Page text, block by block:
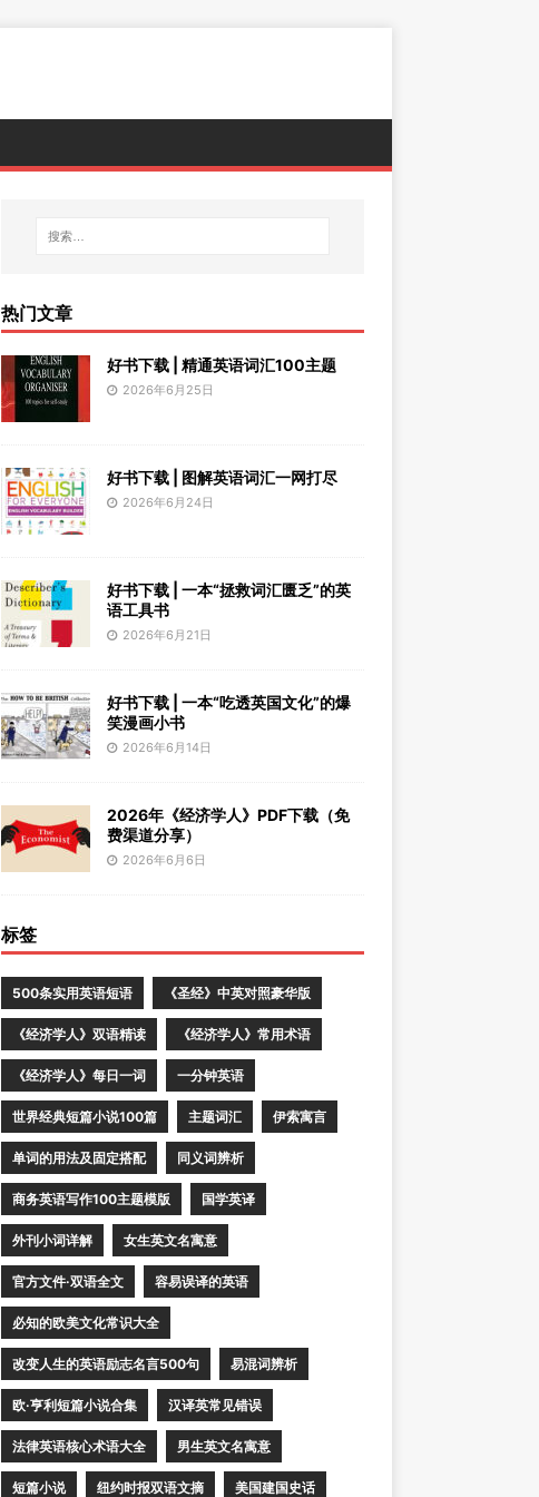
热门文章
好书下载 | 精通英语词汇100主题
2026年6月25日
好书下载 | 图解英语词汇一网打尽
2026年6月24日
好书下载 | 一本“拯救词汇匮乏”的英
语工具书
2026年6月21日
好书下载 | 一本“吃透英国文化”的爆
笑漫画小书
2026年6月14日
2026年《经济学人》PDF下载（免
费渠道分享）
2026年6月6日
标签
500条实用英语短语 《圣经》中英对照豪华版
《经济学人》双语精读 《经济学人》常用术语
《经济学人》每日一词 一分钟英语
世界经典短篇小说100篇 主题词汇 伊索寓言
单词的用法及固定搭配 同义词辨析
商务英语写作100主题模版 国学英译
外刊小词详解 女生英文名寓意
官方文件·双语全文 容易误译的英语
必知的欧美文化常识大全
改变人生的英语励志名言500句 易混词辨析
欧·亨利短篇小说合集 汉译英常见错误
法律英语核心术语大全 男生英文名寓意
短篇小说 纽约时报双语文摘 美国建国史话